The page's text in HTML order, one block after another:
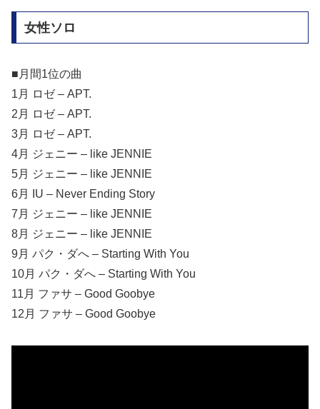
女性ソロ
■月間1位の曲
1月 ロゼ – APT.
2月 ロゼ – APT.
3月 ロゼ – APT.
4月 ジェニー – like JENNIE
5月 ジェニー – like JENNIE
6月 IU – Never Ending Story
7月 ジェニー – like JENNIE
8月 ジェニー – like JENNIE
9月 パク・ダへ – Starting With You
10月 パク・ダへ – Starting With You
11月 ファサ – Good Goobye
12月 ファサ – Good Goobye